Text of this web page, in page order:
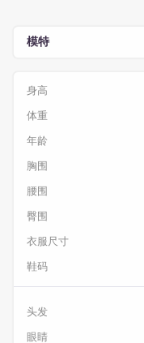
模特
身高
体重
年龄
胸围
腰围
臀围
衣服尺寸
鞋码
头发
眼睛